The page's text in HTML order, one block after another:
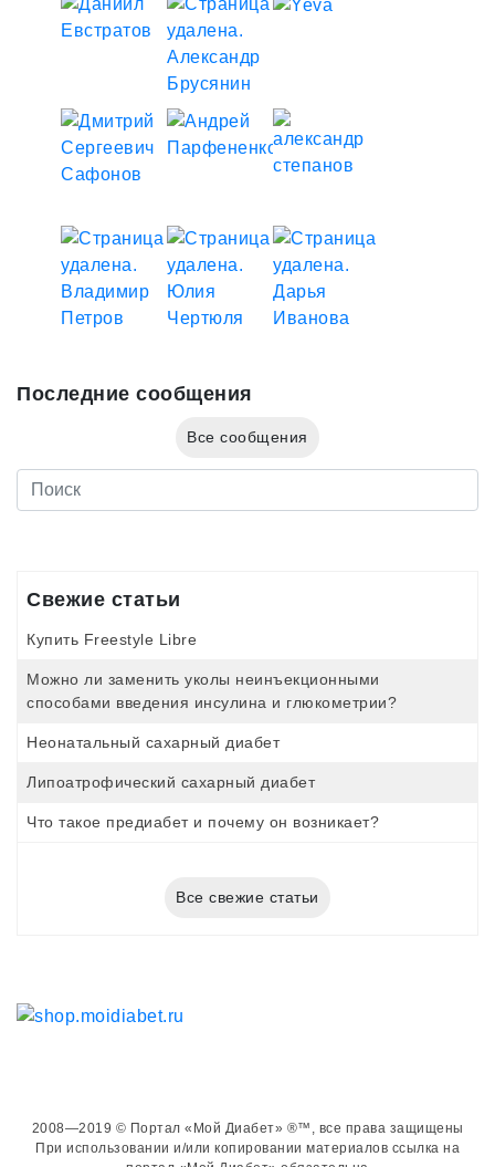
Последние сообщения
Все сообщения
Свежие статьи
Купить Freestyle Libre
Можно ли заменить уколы неинъекционными
способами введения инсулина и глюкометрии?
Неонатальный сахарный диабет
Липоатрофический сахарный диабет
Что такое предиабет и почему он возникает?
Все свежие статьи
2008—2019 © Портал «Мой Диабет» ®™, все права защищены
При использовании и/или копировании материалов ссылка на